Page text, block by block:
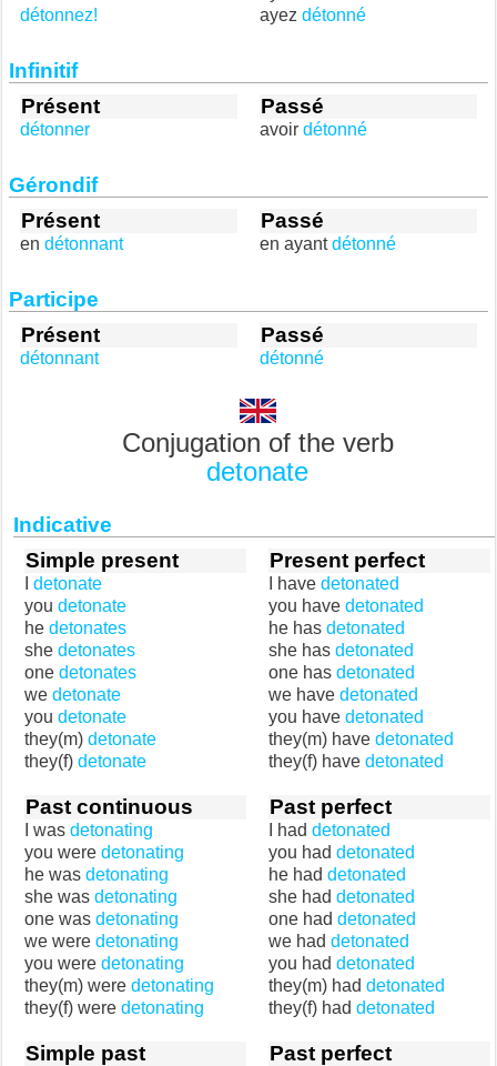
détonnez!
ayez détonné
Infinitif
Présent
détonner
Passé
avoir détonné
Gérondif
Présent
en détonnant
Passé
en ayantdétonné
Participe
Présent
détonnant
Passé
détonné
Conjugation of the verb
detonate
Indicative
Simple present
detonate
you detonate
he detonates
she detonates
one detonates
we detonate
you detonate
they(m) detonate
they(f) detonate
Present perfect
I have detonated
you have detonated
he has detonated
she has detonated
one has detonated
we have detonated
you have detonated
they(m) have detonated
they(f) have detonated
Past continuous
I was detonating
you were detonating
he was detonating
she was detonating
one was detonating
we were detonating
you were detonating
they(m) were detonating
they(f) were detonating
Past perfect
I had detonated
you had detonated
he had detonated
she had detonated
one had detonated
we had detonated
you had detonated
they(m) had detonated
they(f) had detonated
Simple past Past perfect